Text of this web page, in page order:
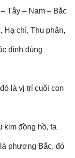
Tây – Nam – Bắc
Hạ chí, Thu phân,
định đúng
là vị trí cuối con
kim đồng hồ, ta
phương Bắc, đó